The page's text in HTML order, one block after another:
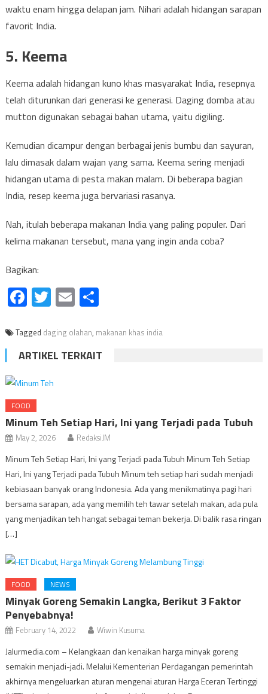
waktu enam hingga delapan jam. Nihari adalah hidangan sarapan
favorit India.
5. Keema
Keema adalah hidangan kuno khas masyarakat India, resepnya
telah diturunkan dari generasi ke generasi. Daging domba atau
mutton digunakan sebagai bahan utama, yaitu digiling.
Kemudian dicampur dengan berbagai jenis bumbu dan sayuran,
lalu dimasak dalam wajan yang sama. Keema sering menjadi
hidangan utama di pesta makan malam. Di beberapa bagian
India, resep keema juga bervariasi rasanya.
Nah, itulah beberapa makanan India yang paling populer. Dari
kelima makanan tersebut, mana yang ingin anda coba?
Bagikan:
Facebook
Twitter
EmailShare
Tagged daging olahan, makanan khas india
ARTIKEL TERKAIT
FOOD
Minum Teh Setiap Hari, Ini yang Terjadi pada Tubuh
May 2, 2026 RedaksiJM
Minum Teh Setiap Hari, Ini yang Terjadi pada Tubuh Minum Teh Setiap
Hari, Ini yang Terjadi pada Tubuh Minum teh setiap hari sudah menjadi
kebiasaan banyak orang Indonesia. Ada yang menikmatinya pagi hari
bersama sarapan, ada yang memilih teh tawar setelah makan, ada pula
yang menjadikan teh hangat sebagai teman bekerja. Di balik rasa ringan
[…]
FOOD NEWS
Minyak Goreng Semakin Langka, Berikut 3 Faktor
Penyebabnya!
February 14, 2022 Wiwin Kusuma
Jalurmedia.com – Kelangkaan dan kenaikan harga minyak goreng
semakin menjadi-jadi. Melalui Kementerian Perdagangan pemerintah
akhirnya mengeluarkan aturan mengenai aturan Harga Eceran Tertinggi